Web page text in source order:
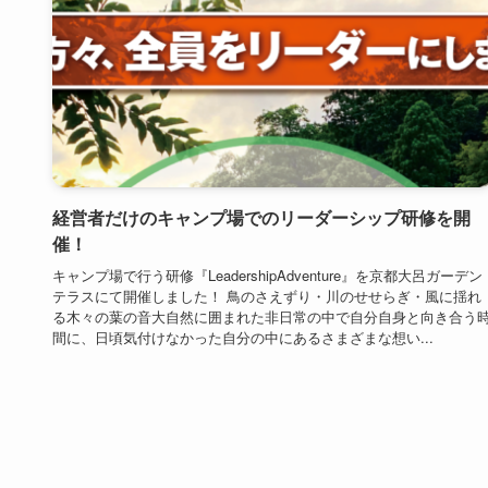
経営者だけのキャンプ場でのリーダーシップ研修を開
催！
キャンプ場で行う研修『LeadershipAdventure』を京都大呂ガーデン
テラスにて開催しました！ 鳥のさえずり・川のせせらぎ・風に揺れ
る木々の葉の音大自然に囲まれた非日常の中で自分自身と向き合う
間に、日頃気付けなかった自分の中にあるさまざまな想い...